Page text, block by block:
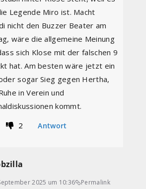
Legende Miro ist. Macht
nicht den Buzzer Beater am
wäre die allgemeine Meinung
sich Klose mit der falschen 9
hat. Am besten wäre jetzt ein
sogar Sieg gegen Hertha,
in Verein und
kommt.
2 Antwort
2025 um 10:36 Permalink